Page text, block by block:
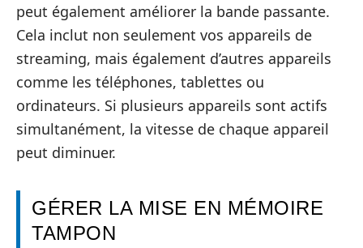
peut également améliorer la bande passante.
Cela inclut non seulement vos appareils de
streaming, mais également d’autres appareils
comme les téléphones, tablettes ou
ordinateurs. Si plusieurs appareils sont actifs
simultanément, la vitesse de chaque appareil
peut diminuer.
GÉRER LA MISE EN MÉMOIRE
TAMPON